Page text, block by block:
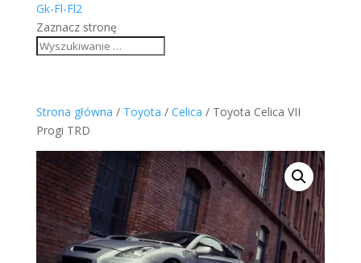
Gk-Fl-Fl2
Zaznacz stronę
Strona główna / Toyota / Celica / Toyota Celica VII
Progi TRD